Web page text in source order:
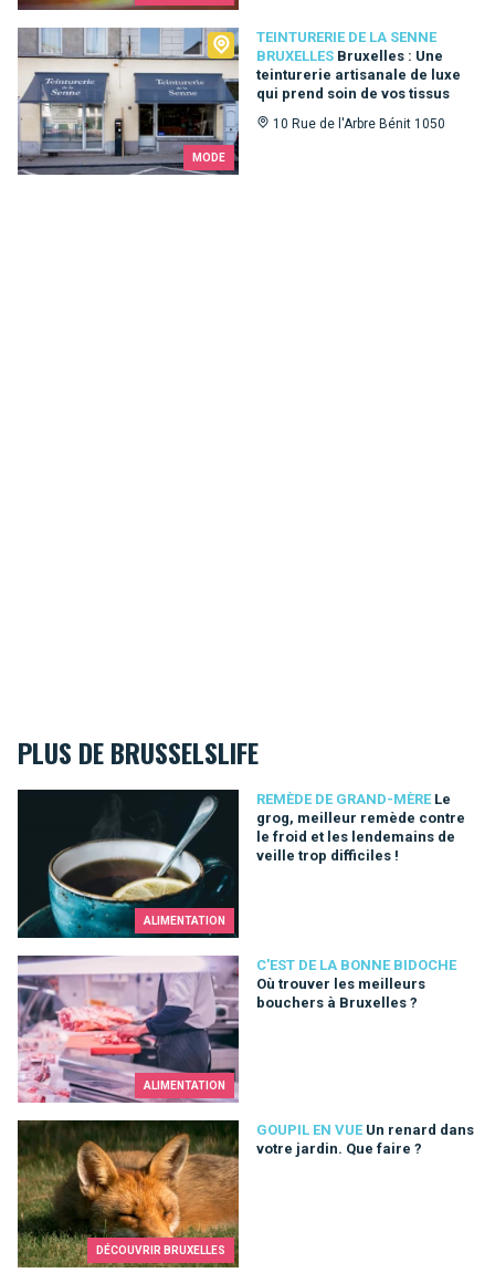
MODE
TEINTURERIE DE LA SENNE
BRUXELLES Bruxelles : Une
teinturerie artisanale de luxe
qui prend soin de vos tissus
10 Rue de l'Arbre Bénit 1050
Teinturerie de la Senne Bruxelles
PLUS DE BRUSSELSLIFE
ALIMENTATION
REMÈDE DE GRAND-MÈRE Le
grog, meilleur remède contre
le froid et les lendemains de
veille trop difficiles !
Le grog, meilleur remède contre le froid et les lendemains
ALIMENTATION
C'EST DE LA BONNE BIDOCHE
Où trouver les meilleurs
bouchers à Bruxelles ?
Où trouver les meilleurs bouchers à Bruxelles ?
DÉCOUVRIR BRUXELLES
GOUPIL EN VUE Un renard dans
votre jardin. Que faire ?
Un renard dans votre jardin. Que faire ?